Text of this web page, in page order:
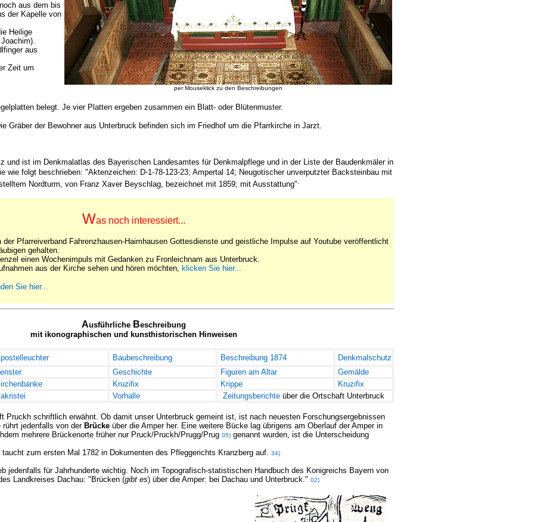
aus dem bis
der Kapelle von
Heilige
aus
Zeit um
per Mouseklick zu den Beschreibungen
belegt. Je vier Platten ergeben zusammen ein Blatt- oder Blütenmuster.
Gräber der Bewohner aus Unterbruck befinden sich im Friedhof um die Pfarrkirche in Jarzt.
und ist im Denkmalatlas des Bayerischen Landesamtes für Denkmalpflege und in der Liste der Baudenkmäler in
wie folgt beschrieben: "Aktenzeichen: D-1-78-123-23; Ampertal 14; Neugotischer unverputzter Backsteinbau mit
Nordturm, von Franz Xaver Beyschlag, bezeichnet mit 1859; mit Ausstattung"
Was noch interessiert...
der Pfarreiverband Fahrenzhausen-Haimhausen Gottesdienste und geistliche Impulse auf Youtube veröffentlicht
gehalten.
einen Wochenimpuls mit Gedanken zu Fronleichnam aus Unterbruck.
aus der Kirche sehen und hören möchten, klicken Sie hier...
Sie hier...
Ausführliche Beschreibung
mit ikonographischen und kunsthistorischenHinweisen
Baubeschreibung Beschreibung 1874
Denkmalschutz
Geschichte Figuren am Altar
Gemälde
Kruzifix Krippe
Kruzifix
Vorhalle Zeitungsberichte über die Ortschaft Unterbruck
Pruckh schriftlich erwähnt. Ob damit unser Unterbruck gemeint ist, ist nach neuesten Forschungsergebnissen
jedenfalls von derBrückeüber die Amper her. Eine weitere Bücke lag übrigens am Oberlauf der Amper in
mehrere Brückenorte früher nur Pruck/Pruckh/Prugg/Prug 05)genannt wurden, ist die Unterscheidung
taucht zum ersten Mal 1782 in Dokumenten des Pfleggerichts Kranzberg auf. 34)
jedenfalls für Jahrhunderte wichtig. Noch im Topografisch-statistischen Handbuch des Konigreichs Bayern von
Landkreises Dachau: "Brücken (gibt es) über die Amper: bei Dachau und Unterbruck." 02)